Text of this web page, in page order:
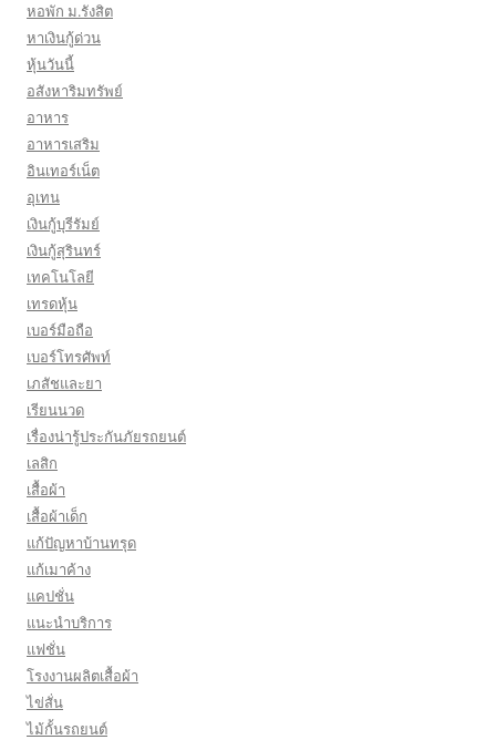
หอพัก ม.รังสิต
หาเงินกู้ด่วน
หุ้นวันนี้
อสังหาริมทรัพย์
อาหาร
อาหารเสริม
อินเทอร์เน็ต
อุเทน
เงินกู้บุรีรัมย์
เงินกู้สุรินทร์
เทคโนโลยี
เทรดหุ้น
เบอร์มือถือ
เบอร์โทรศัพท์
เภสัชและยา
เรียนนวด
เรื่องน่ารู้ประกันภัยรถยนต์
เลสิก
เสื้อผ้า
เสื้อผ้าเด็ก
แก้ปัญหาบ้านทรุด
แก้เมาค้าง
แคปชั่น
แนะนำบริการ
แฟชั่น
โรงงานผลิตเสื้อผ้า
ไข่สั่น
ไม้กั้นรถยนต์